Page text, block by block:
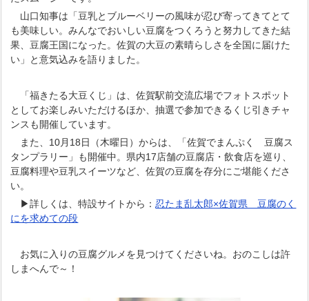
山口知事は「豆乳とブルーベリーの風味が忍び寄ってきてとて
も美味しい。みんなでおいしい豆腐をつくろうと努力してきた結
果、豆腐王国になった。佐賀の大豆の素晴らしさを全国に届けた
い」と意気込みを語りました。
「福きたる大豆くじ」は、佐賀駅前交流広場でフォトスポット
としてお楽しみいただけるほか、抽選で参加できるくじ引きチャ
ンスも開催しています。
また、10月18日（木曜日）からは、「佐賀でまんぷく 豆腐ス
タンプラリー」も開催中。県内17店舗の豆腐店・飲食店を巡り、
豆腐料理や豆乳スイーツなど、佐賀の豆腐を存分にご堪能くださ
い。
▶詳しくは、特設サイトから：忍たま乱太郎×佐賀県 豆腐のく
にを求めての段
お気に入りの豆腐グルメを見つけてくださいね。おのこしは許
しまへんで～！